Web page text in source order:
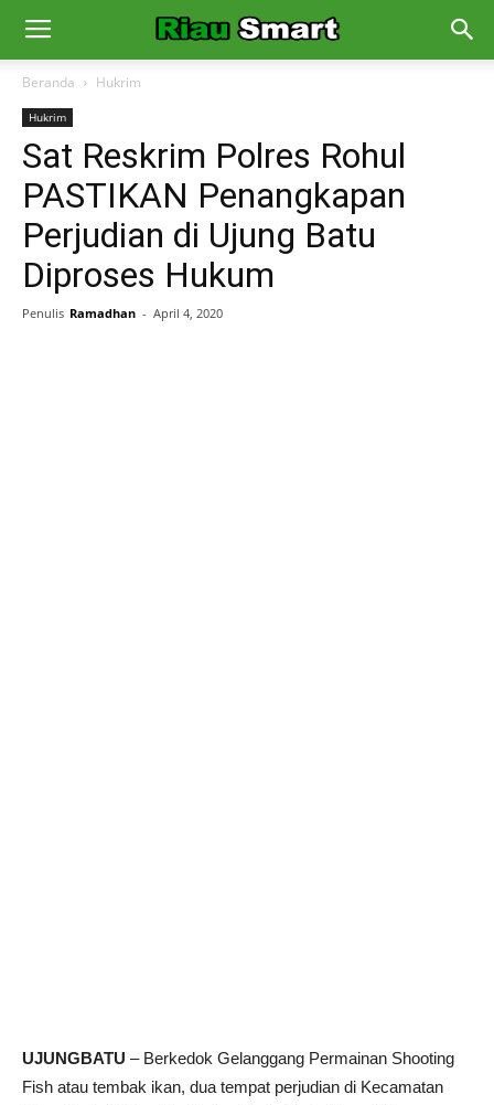
Beranda Hukrim
Hukrim
Sat Reskrim Polres Rohul
PASTIKAN Penangkapan
Perjudian di Ujung Batu
Diproses Hukum
Penulis Ramadhan - April 4, 2020
UJUNGBATU – Berkedok Gelanggang Permainan Shooting
Fish atau tembak ikan, dua tempat perjudian di Kecamatan